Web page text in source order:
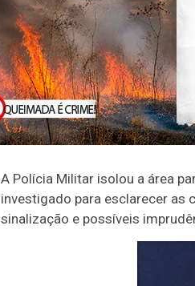
A Polícia Militar isolou a área
investigado para esclarecer as
sinalização e possíveis